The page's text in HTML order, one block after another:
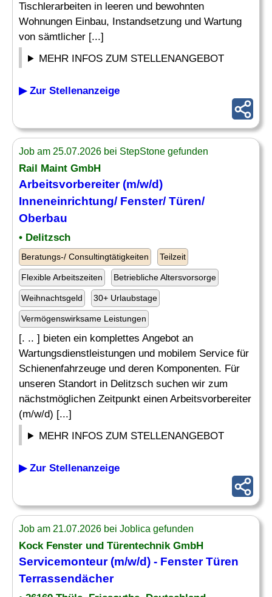
Tischlerarbeiten in leeren und bewohnten
Wohnungen Einbau, Instandsetzung und Wartung
von sämtlicher [...]
MEHR INFOS ZUM STELLENANGEBOT
▶ Zur Stellenanzeige
Job am 25.07.2026 bei StepStone gefunden
Rail Maint GmbH
Arbeitsvorbereiter (m/w/d)
Inneneinrichtung/ Fenster/ Türen/
Oberbau
• Delitzsch
Beratungs-/ Consultingtätigkeiten Teilzeit
Flexible Arbeitszeiten Betriebliche Altersvorsorge
Weihnachtsgeld 30+ Urlaubstage
Vermögenswirksame Leistungen
[. .. ] bieten ein komplettes Angebot an
Wartungsdienstleistungen und mobilem Service für
Schienenfahrzeuge und deren Komponenten. Für
unseren Standort in Delitzsch suchen wir zum
nächstmöglichen Zeitpunkt einen Arbeitsvorbereiter
(m/w/d) [...]
MEHR INFOS ZUM STELLENANGEBOT
▶ Zur Stellenanzeige
Job am 21.07.2026 bei Joblica gefunden
Kock Fenster und Türentechnik GmbH
Servicemonteur (m/w/d) - Fenster Türen
Terrassendächer